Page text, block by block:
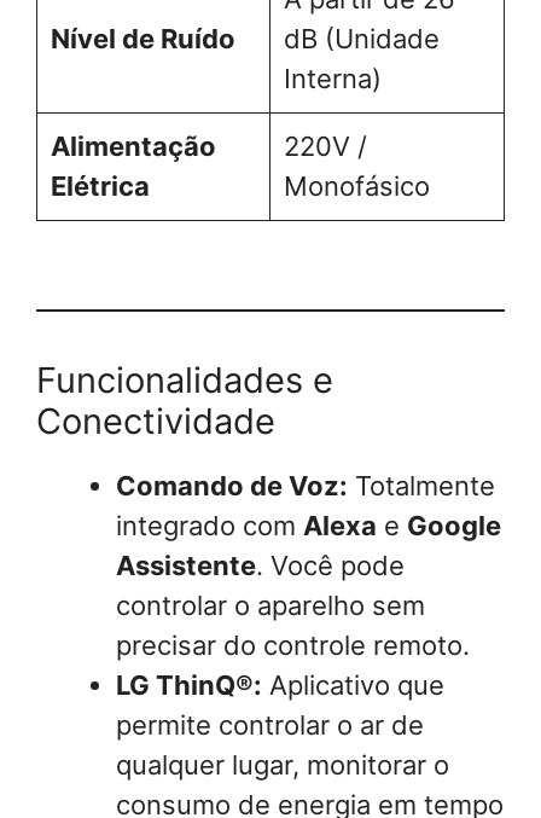
Nível de Ruído
dB (Unidade
Interna)
Alimentação
Elétrica
220V /
Monofásico
Funcionalidades e
Conectividade
Comando de Voz: Totalmente
integrado com Alexa e Google
Assistente. Você pode
controlar o aparelho sem
precisar do controle remoto.
LG ThinQ®: Aplicativo que
permite controlar o ar de
qualquer lugar, monitorar o
consumo de energia em tempo